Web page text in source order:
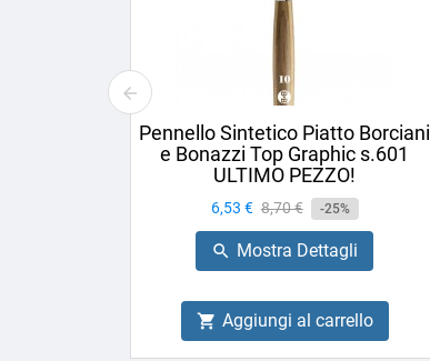
Pennello Sintetico Piatto Borciani
e Bonazzi Top Graphic s.601
ULTIMO PEZZO!
Prezzo
6,53 € Prezzo
base
8,70 € -25%
 Mostra Dettagli
 Aggiungi al carrello